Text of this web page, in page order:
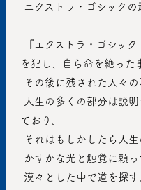
エクストラ・ゴシックの
を犯し、自ら命を絶った
その後に残された人々の
ており、
それはもしかしたら人
かすかな光と触覚に頼